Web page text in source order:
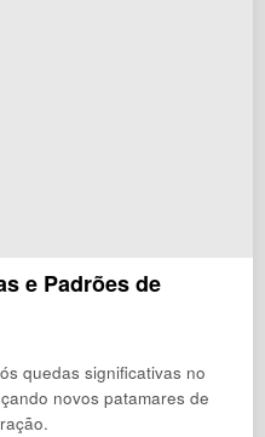
e Padrões de
quedas significativas no
novos patamares de